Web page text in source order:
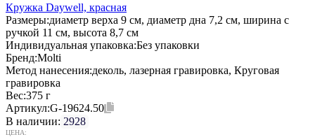
Кружка Daywell, красная
Размеры:диаметр верха 9 см, диаметр дна 7,2 см, ширина с
ручкой 11 см, высота 8,7 см
Индивидуальная упаковка:Без упаковки
Бренд:Molti
Метод нанесения:деколь, лазерная гравировка, Круговая
гравировка
Вес:375 г
Артикул:G-19624.50
В наличии: 2928
ЦЕНА: